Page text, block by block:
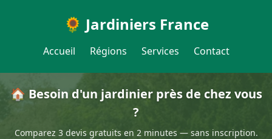
🌻 Jardiniers France
Accueil Régions Services Contact
🏠 Besoin d'un jardinier près de chez vous
?
Comparez 3 devis gratuits en 2 minutes — sans inscription.